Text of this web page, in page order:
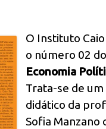
O Instituto
o número 02
Economia
Trata-se de
didático da
Sofia Manzano